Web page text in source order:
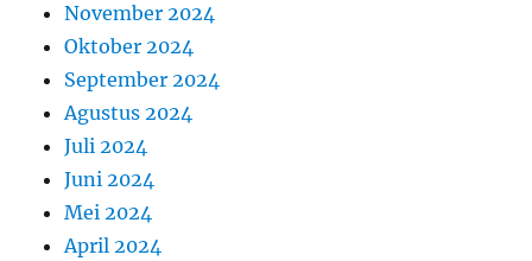
November 2024
Oktober 2024
September 2024
Agustus 2024
Juli 2024
Juni 2024
Mei 2024
April 2024